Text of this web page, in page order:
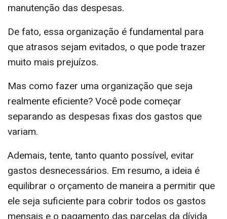
manutenção das despesas.
De fato, essa organização é fundamental para
que atrasos sejam evitados, o que pode trazer
muito mais prejuízos.
Mas como fazer uma organização que seja
realmente eficiente? Você pode começar
separando as despesas fixas dos gastos que
variam.
Ademais, tente, tanto quanto possível, evitar
gastos desnecessários. Em resumo, a ideia é
equilibrar o orçamento de maneira a permitir que
ele seja suficiente para cobrir todos os gastos
mensais e o pagamento das parcelas da dívida